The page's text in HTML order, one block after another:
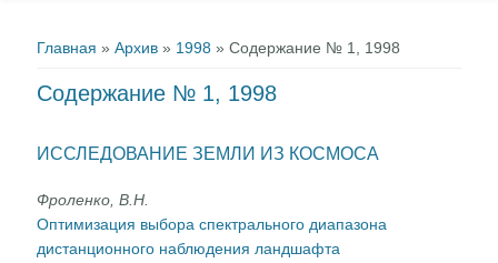
Главная »Архив » 1998 » Содержание № 1, 1998
Содержание № 1, 1998
ИССЛЕДОВАНИЕ ЗЕМЛИ ИЗ КОСМОСА
Фроленко, В.Н.
Оптимизация выбора спектрального диапазона
дистанционного наблюдения ландшафта